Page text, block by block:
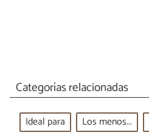
Categorías relacionadas
Ideal para Los menos...